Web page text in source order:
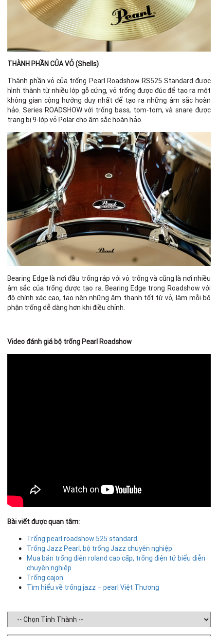
THÀNH PHẦN CỦA VỎ (Shells)
Thành phần vỏ của trống Pearl Roadshow RS525 Standard được
hình thành từ nhiều lớp gỗ cứng, vỏ trống được đúc để tạo ra một
không gian cộng hưởng duy nhất để tạo ra những âm sắc hoàn
hảo. Series ROADSHOW với trống bass, tom-tom, và snare được
trang bị 9-lớp vỏ Polar cho âm sắc hoàn hảo.
Bearing Edge là nơi đầu trống ráp với vỏ trống và cũng là nơi nhiều
âm sắc của trống được tạo ra. Bearing Edge trong Roadshow với
độ chính xác cao, tạo nên những âm thanh tốt từ vỏ, làm mỗi bộ
phận trống dễ dàng hơn khi điều chỉnh.
Video đánh giá bộ trống Pearl Roadshow
Bài viết được quan tâm:
Trống pearl roadshow 525 standard
Trống Jazz Pearl, bộ trống Jazz chuyên nghiệp
Mua bán trống điện roland cao cấp, trống điện tử biểu diễn
chuyên nghiệp
Trống cajon
Tìm hiểu về trống jazz – pearl Việt Thương